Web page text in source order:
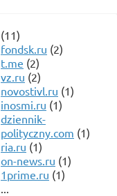
(11)
fondsk.ru (2)
t.me (2)
vz.ru (2)
novostivl.ru (1)
inosmi.ru (1)
dziennik-
polityczny.com (1)
ria.ru (1)
on-news.ru (1)
1prime.ru (1)
...